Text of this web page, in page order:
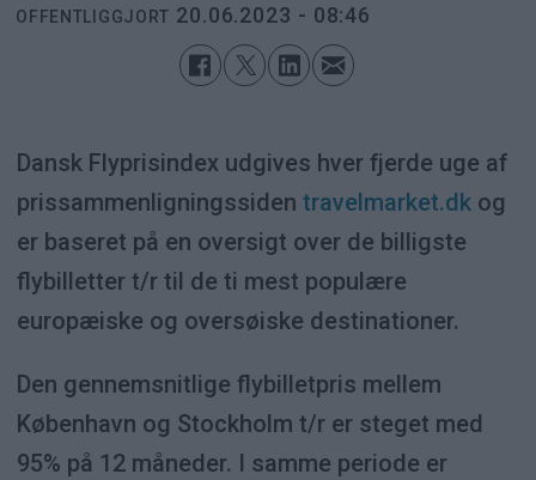
OFFENTLIGGJORT 20.06.2023 - 08:46
Dansk Flyprisindex udgives hver fjerde uge af
prissammenligningssiden travelmarket.dkog
er baseret på en oversigt over de billigste
flybilletter t/r til de ti mest populære
europæiske og oversøiske destinationer.
Den gennemsnitlige flybilletpris mellem
København og Stockholm t/r er steget med
95% på 12 måneder. I samme periode er